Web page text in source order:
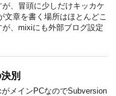
、冒頭に少しだけキッカケ
文章を書く場所はほとんどこ
、mixiにも外部ブログ設定
別
メインPCなのでSubversion